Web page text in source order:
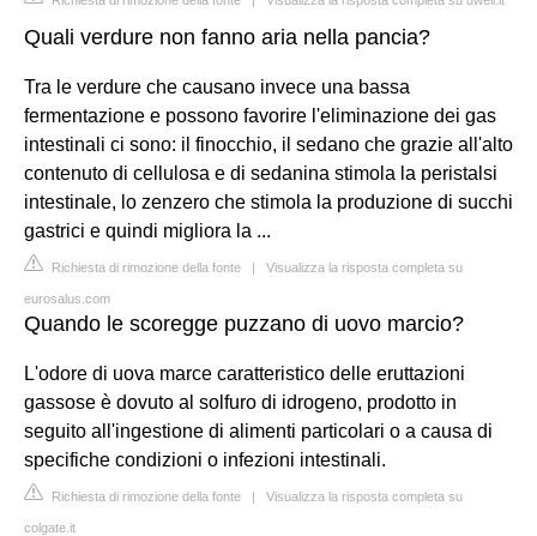
Quali verdure non fanno aria nella pancia?
Tra le verdure che causano invece una bassa
fermentazione e possono favorire l'eliminazione dei gas
intestinali ci sono: il finocchio, il sedano che grazie all'alto
contenuto di cellulosa e di sedanina stimola la peristalsi
intestinale, lo zenzero che stimola la produzione di succhi
gastrici e quindi migliora la ...
Richiesta di rimozione della fonte | Visualizza la risposta completa su
eurosalus.com
Quando le scoregge puzzano di uovo marcio?
L'odore di uova marce caratteristico delle eruttazioni
gassose è dovuto al solfuro di idrogeno, prodotto in
seguito all'ingestione di alimenti particolari o a causa di
specifiche condizioni o infezioni intestinali.
Richiesta di rimozione della fonte | Visualizza la risposta completa su
colgate.it